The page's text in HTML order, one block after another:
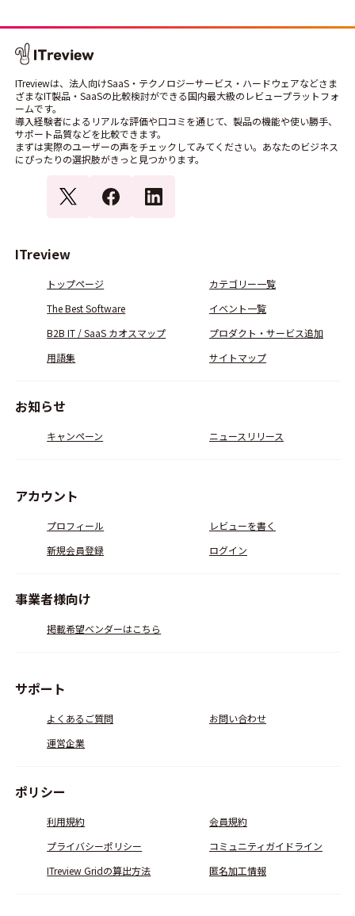
ITreviewは、法人向けSaaS・テクノロジーサービス・ハードウェアなどさま
ざまなIT製品・SaaSの比較検討ができる国内最大級のレビュープラットフォ
ームです。
導入経験者によるリアルな評価や口コミを通じて、製品の機能や使い勝手、
サポート品質などを比較できます。
まずは実際のユーザーの声をチェックしてみてください。あなたのビジネス
にぴったりの選択肢がきっと見つかります。
ITreview
トップページ
カテゴリー一覧
The Best Software
イベント一覧
B2B IT / SaaS カオスマップ
プロダクト・サービス追加
用語集
サイトマップ
お知らせ
キャンペーン ニュースリリース
アカウント
プロフィール
レビューを書く
新規会員登録
ログイン
事業者様向け
掲載希望ベンダーはこちら
サポート
よくあるご質問
お問い合わせ
運営企業
ポリシー
利用規約
会員規約
プライバシーポリシー
コミュニティガイドライン
ITreview Gridの算出方法
匿名加工情報